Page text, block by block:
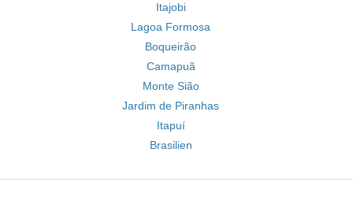
Itajobi
Lagoa Formosa
Boqueirão
Camapuã
Monte Sião
Jardim de Piranhas
Itapuí
Brasilien